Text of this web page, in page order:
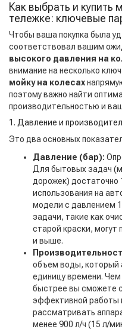
Как выбрать и купить
тележке: ключевые
Чтобы ваша покупка была
соответствовал вашим
высокого давления на
внимание на несколько
мойку на колесах
поэтому важно найти
производительностью и
1. Давление и
Это два основных
Давление (бар):
Для бытовых задач
дорожек) достаточно
использования на
модели с давлением
задачи, такие как
старой краски, могут
и выше.
объем воды, который
единицу времени.
быстрее вы сможете
эффективной работы
рассматривать
менее 900 л/ч (15 л/